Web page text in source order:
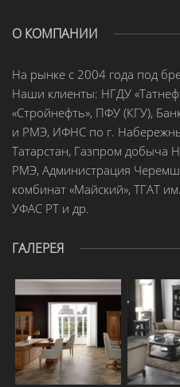
О КОМПАНИИ
На рынке с 2004 года под
Наши клиенты: НГДУ
«Стройнефть», ПФУ (КГУ),
и РМЭ, ИФНС по г.
Татарстан, Газпром добыча
РМЭ, Администрация
комбинат «Майский», ТГАТ
УФАС РТ и др.
ГАЛЕРЕЯ